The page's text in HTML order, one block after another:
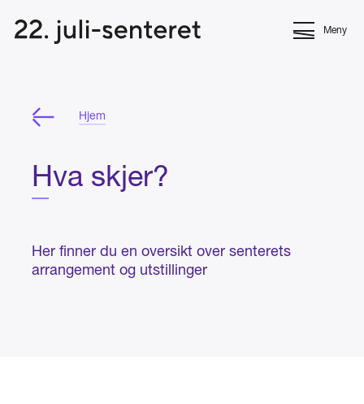
Meny
Hjem
Hva skjer?
Her finner du en oversikt over senterets
arrangement og utstillinger